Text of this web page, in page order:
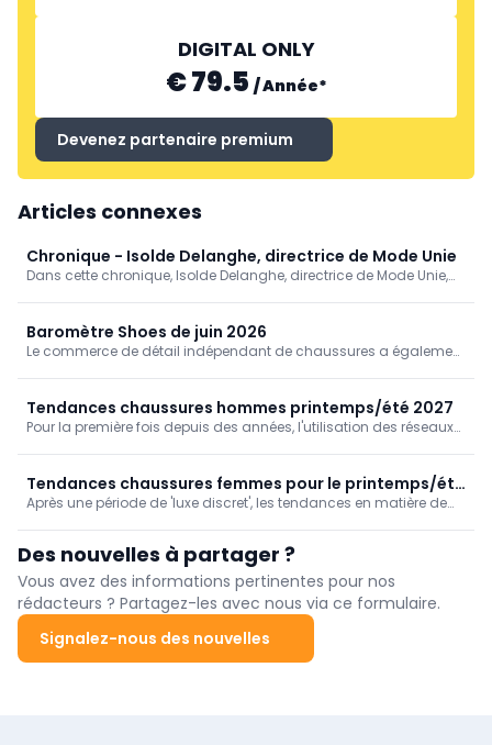
DIGITAL ONLY
€ 79.5 /Année*
Devenez partenaire premium
Articles connexes
Chronique - Isolde Delanghe, directrice de Mode Unie
Dans cette chronique, Isolde Delanghe, directrice de Mode Unie,
en tant que maillon indispensable du tissu social de nos villes et
communes.
Baromètre Shoes de juin 2026
Le commerce de détail indépendant de chaussures a également
de paires vendues a légèrement augmenté.
Tendances chaussures hommes printemps/été 2027
Pour la première fois depuis des années, l'utilisation des réseaux
d'authenticité se fait de plus en plus sentir. Les tendances en
matière de chaussures hommes pour l'été 2027 reflètent
également ce besoin.
Tendances chaussures femmes pour le printemps/été
2027
Après une période de 'luxe discret', les tendances en matière de
révolue. Mais pour ces deux tendances, une chose est sûre:
l'authenticité est essentielle.
Des nouvelles à partager ?
Vous avez des informations pertinentes pour nos
rédacteurs ? Partagez-les avec nous via ce formulaire.
Signalez-nous des nouvelles